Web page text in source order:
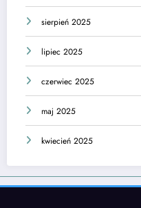
sierpień 2025
lipiec 2025
czerwiec 2025
maj 2025
kwiecień 2025